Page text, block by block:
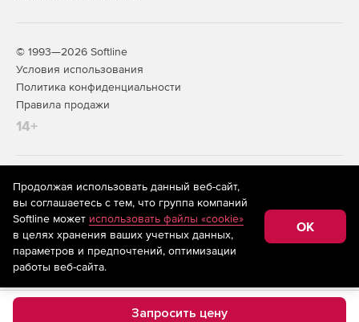
Запросить цену
© 1993—2026 Softline
Условия использования
Политика конфиденциальности
Правила продажи
14+
На информационном ресурсе store.softline.ru применяются
рекомендательные технологии
(информационные технологии
предоставления информации на основе сбора,
систематизации и анализа сведений, относящихся к
предпочтениям пользователей сети «Интернет»,
находящихся на территории Российской Федерации)
Продолжая использовать данный веб-сайт,
вы соглашаетесь с тем, что группа компаний
Softline может использовать файлы «cookie»
в целях хранения ваших учетных данных,
параметров и предпочтений, оптимизации
работы веб-сайта.
OK